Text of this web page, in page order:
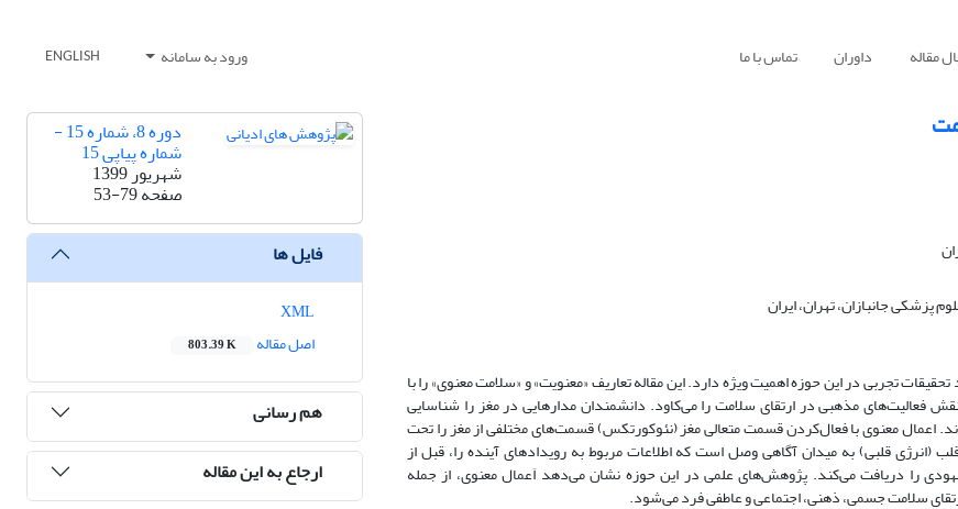
مقاله داوران تماس با ما ورود به سامانه ENGLISH
جانبازان، تهران، ایران
تجربی در این حوزه اهمیت ویژه دارد. این مقاله تعاریف «معنویت» و «سلامت معنوی» را با
مذهبی در ارتقای سلامت را می‌کاود. دانشمندان مدارهایی در مغز را شناسایی
معنوی با فعال‌کردن قسمت متعالی مغز (نئوکورتکس) قسمت‌های مختلفی از مغز را تحت
(انرژی قلبی) به میدان آگاهی وصل است که اطلاعات مربوط به رویدادهای آینده را، قبل از
را دریافت می‌کند. پژوهش‌های علمی در این حوزه نشان می‌دهد اَعمال معنوی، از جمله
سلامت جسمی، ذهنی، اجتماعی و عاطفی فرد می‌شود.
دوره 8، شماره 15 -
شماره پیاپی 15
شهریور 1399
صفحه53-79
فایل ها
اصل مقاله
803.39 K
هم رسانی
ارجاع به این مقاله